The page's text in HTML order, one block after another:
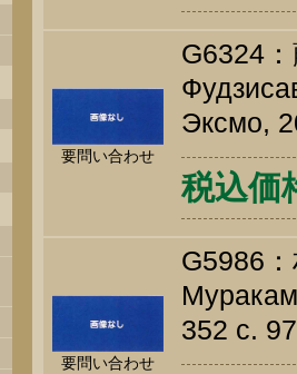
要問い合わせ
G6324
Эксмо,
税込価
要問い合わせ
G5986
352 c.